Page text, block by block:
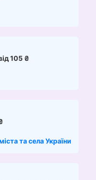
105 ₴
та села України